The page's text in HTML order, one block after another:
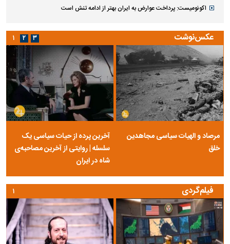
اکونومیست: پرداخت عوارض به ایران بهتر از ادامه تنش است
عکس‌نوشت
مرصاد و الهیات سیاسی مجاهدین
خلق
آخرین پرده از حیات سیاسی یک
سلسله | روایتی از آخرین مصاحبه‌ی
شاه در ایران
۱ ۲ ۳
فیلم‌گردی ۱